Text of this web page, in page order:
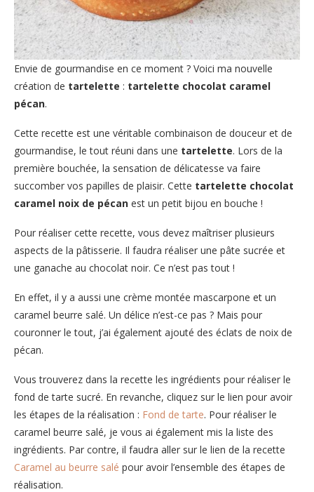
Envie de gourmandise en ce moment ? Voici ma nouvelle
création de tartelette : tartelette chocolat caramel
pécan.
Cette recette est une véritable combinaison de douceur et de
gourmandise, le tout réuni dans une tartelette. Lors de la
première bouchée, la sensation de délicatesse va faire
succomber vos papilles de plaisir. Cette tartelette chocolat
caramel noix de pécan est un petit bijou en bouche !
Pour réaliser cette recette, vous devez maîtriser plusieurs
aspects de la pâtisserie. Il faudra réaliser une pâte sucrée et
une ganache au chocolat noir. Ce n’est pas tout !
En effet, il y a aussi une crème montée mascarpone et un
caramel beurre salé. Un délice n’est-ce pas ? Mais pour
couronner le tout, j’ai également ajouté des éclats de noix de
pécan.
Vous trouverez dans la recette les ingrédients pour réaliser le
fond de tarte sucré. En revanche, cliquez sur le lien pour avoir
les étapes de la réalisation : Fond de tarte. Pour réaliser le
caramel beurre salé, je vous ai également mis la liste des
ingrédients. Par contre, il faudra aller sur le lien de la recette
Caramel au beurre salé pour avoir l’ensemble des étapes de
réalisation.